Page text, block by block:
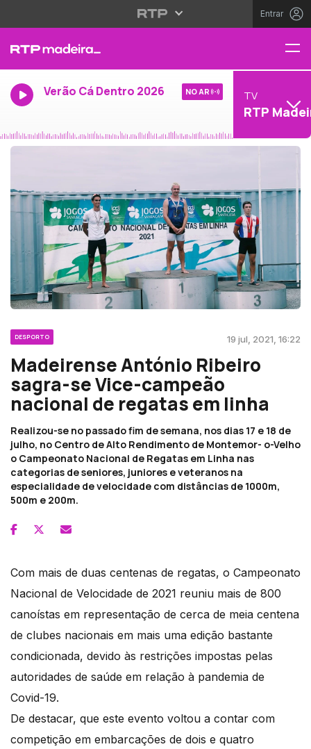
Entrar
Verão Cá Dentro 2026 NO AR TV
RTP
DESPORTO 19 jul, 2021, 16:22
Madeirense António Ribeiro
sagra-se Vice-campeão
nacional de regatas em linha
Realizou-se no passado fim de semana, nos dias 17 e 18 de
julho, no Centro de Alto Rendimento de Montemor- o-Velho
o Campeonato Nacional de Regatas em Linha nas
categorias de seniores, juniores e veteranos na
especialidade de velocidade com distâncias de 1000m,
500m e 200m.
Com mais de duas centenas de regatas, o Campeonato
Nacional de Velocidade de 2021 reuniu mais de 800
canoístas em representação de cerca de meia centena
de clubes nacionais em mais uma edição bastante
condicionada, devido às restrições impostas pelas
autoridades de saúde em relação à pandemia de
Covid-19.
De destacar, que este evento voltou a contar com
competição em embarcações de dois e quatro